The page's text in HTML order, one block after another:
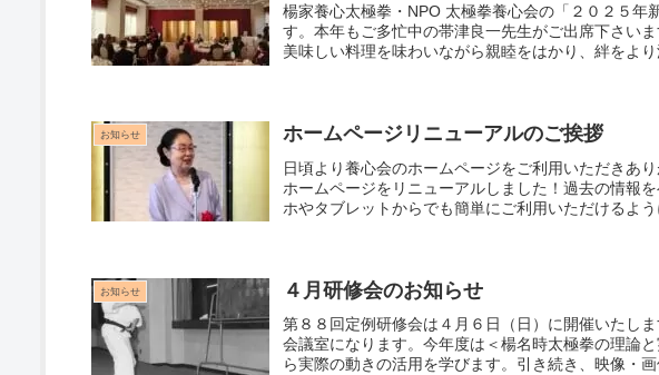
楊家養心太極拳・NPO 太極拳養心会の「２０２５年
す。本年もご多忙中の帯津良一先生がご出席下さい
美味しい料理を味わいながら親睦をはかり、絆をよ
お知らせ ホームページリニューアルのご挨拶
日頃より養心会のホームページをご利用いただきあ
ホームページをリニューアルしました！過去の情報
ホやタブレットからでも簡単にご利用いただけるよう
お知らせ ４月研修会のお知らせ
第８８回定例研修会は４月６日（日）に開催いたし
会議室になります。今年度は＜楊名時太極拳の理論
ら実際の動きの活用を学びます。引き続き、映像・